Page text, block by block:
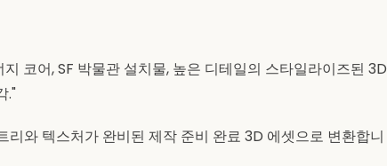
코어, SF 박물관 설치물, 높은 디테일의 스타일라이즈된 3D
."
와 텍스처가 완비된 제작 준비 완료 3D 에셋으로 변환합니